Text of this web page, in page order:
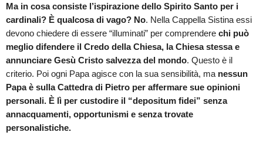
Ma in cosa consiste l’ispirazione dello Spirito Santo per i
cardinali? È qualcosa di vago? No. Nella Cappella Sistina essi
devono chiedere di essere “illuminati” per comprendere chi può
meglio difendere il Credo della Chiesa, la Chiesa stessa e
annunciare Gesù Cristo salvezza del mondo. Questo è il
criterio. Poi ogni Papa agisce con la sua sensibilità, ma nessun
Papa è sulla Cattedra di Pietro per affermare sue opinioni
personali. È lì per custodire il “depositum fidei” senza
annacquamenti, opportunismi e senza trovate
personalistiche.